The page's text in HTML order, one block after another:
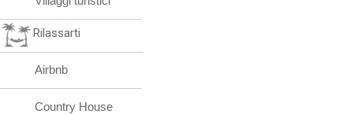
Rilassarti
Airbnb
Country House